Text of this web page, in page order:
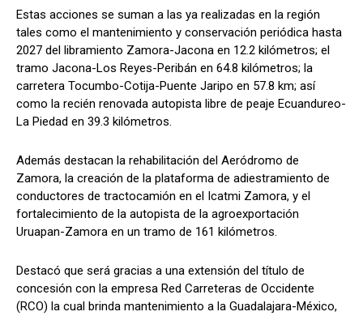
Estas acciones se suman a las ya realizadas en la región
tales como el mantenimiento y conservación periódica hasta
2027 del libramiento Zamora-Jacona en 12.2 kilómetros; el
tramo Jacona-Los Reyes-Peribán en 64.8 kilómetros; la
carretera Tocumbo-Cotija-Puente Jaripo en 57.8 km; así
como la recién renovada autopista libre de peaje Ecuandureo-
La Piedad en 39.3 kilómetros.
Además destacan la rehabilitación del Aeródromo de
Zamora, la creación de la plataforma de adiestramiento de
conductores de tractocamión en el Icatmi Zamora, y el
fortalecimiento de la autopista de la agroexportación
Uruapan-Zamora en un tramo de 161 kilómetros.
Destacó que será gracias a una extensión del título de
concesión con la empresa Red Carreteras de Occidente
(RCO) la cual brinda mantenimiento a la Guadalajara-México,